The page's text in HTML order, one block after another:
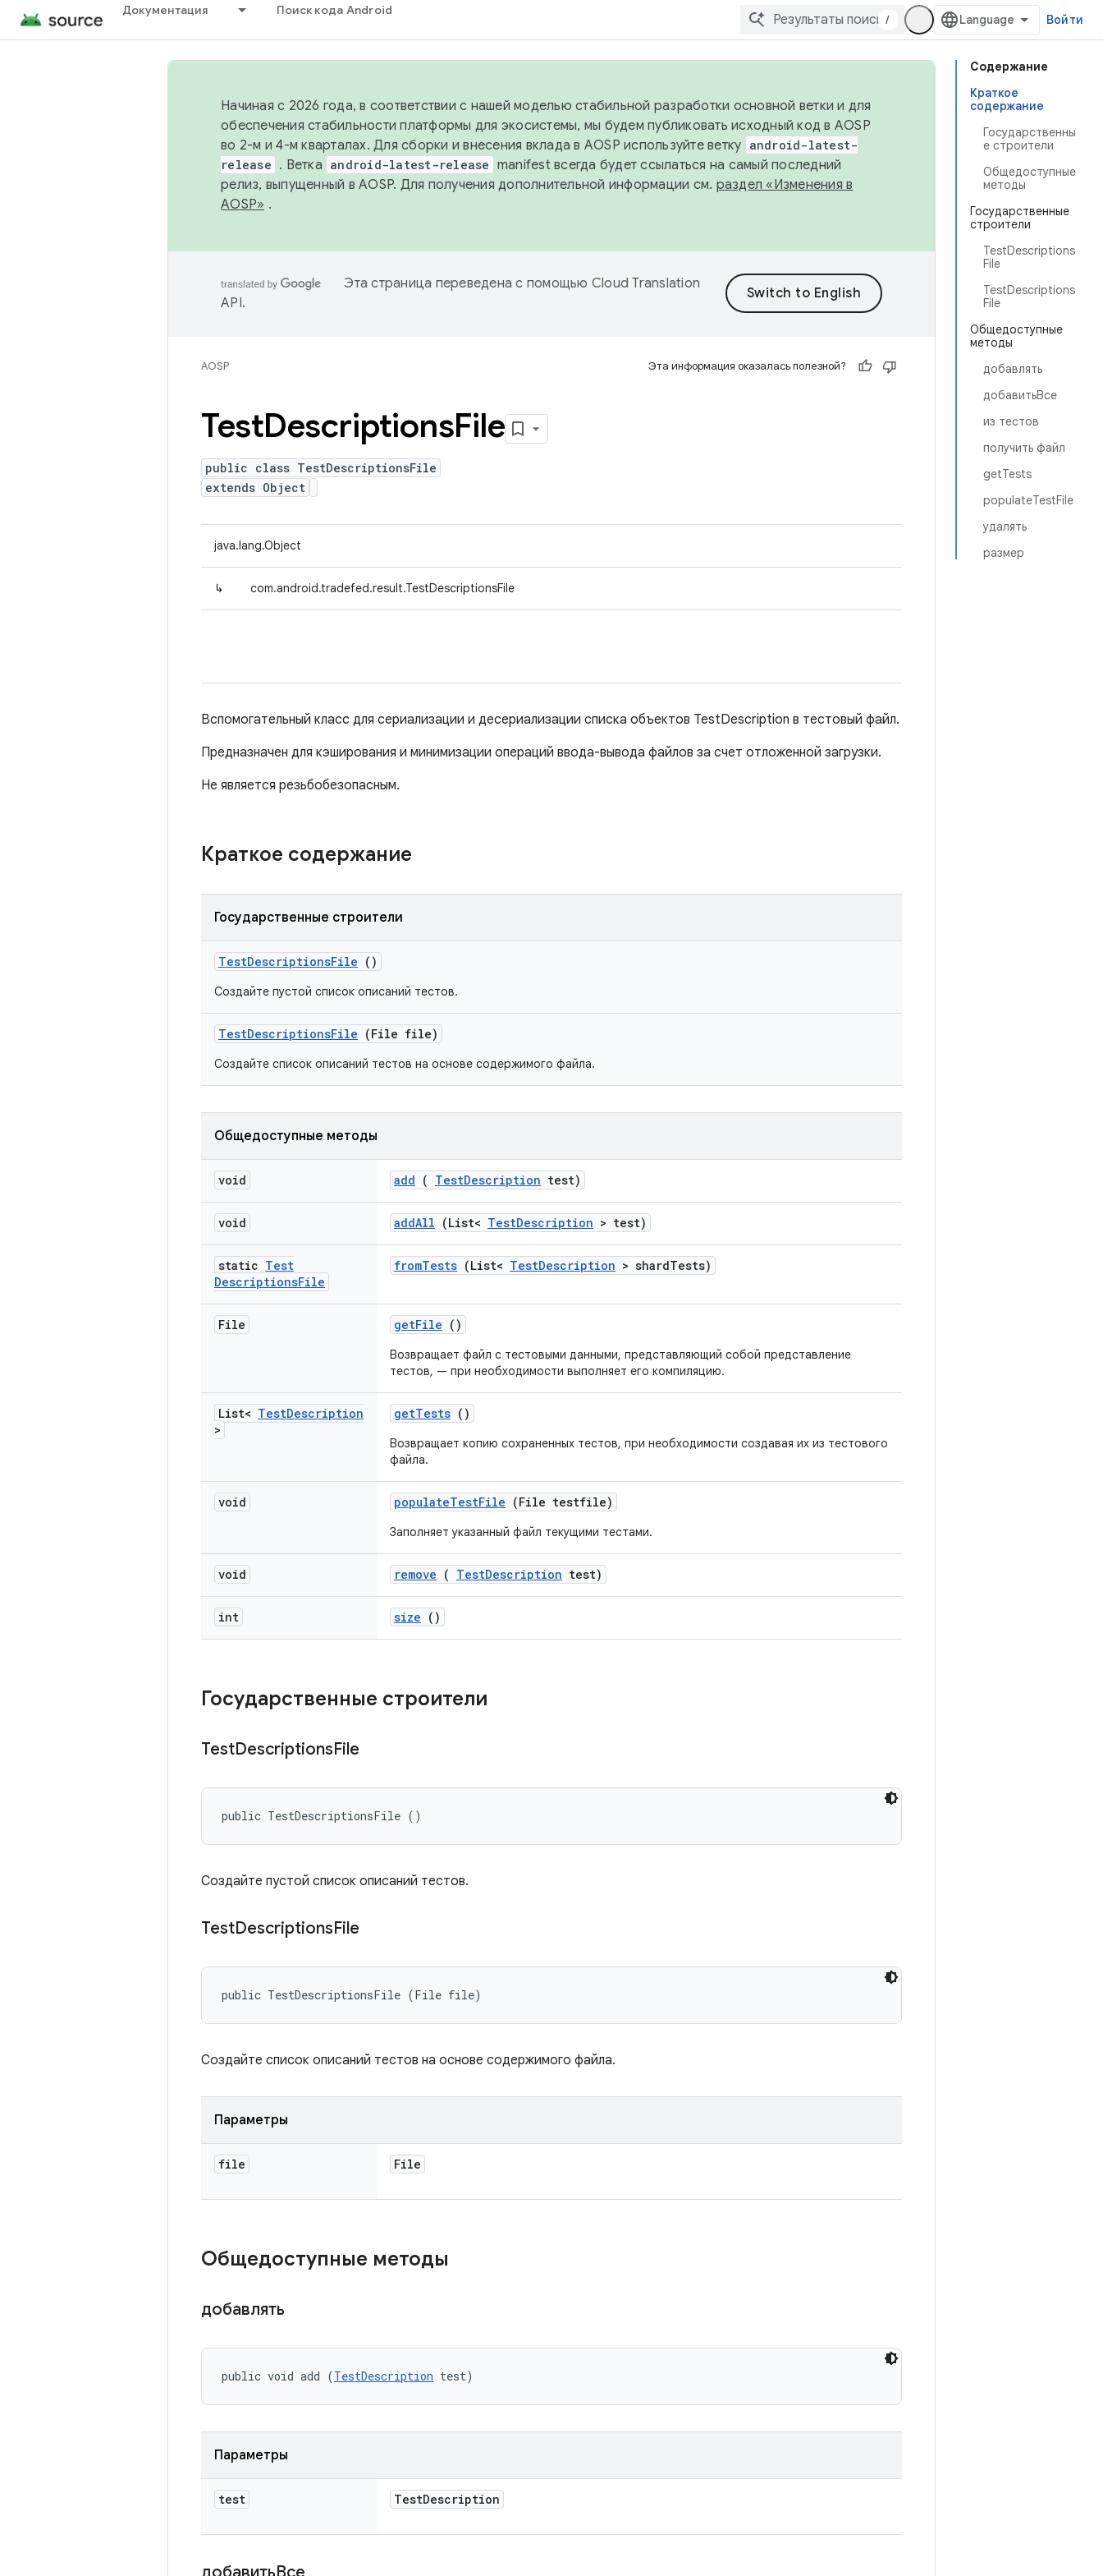
Документация Поиск кода Android
/ Войти
Содержание
Краткое
содержание
Государственны
е строители
Общедоступные
методы
Государственные
строители
TestDescriptions
File
TestDescriptions
File
Общедоступные
методы
добавлять
добавитьВсе
из тестов
получить файл
getTests
populateTestFile
удалять
размер
Начиная с 2026 года, в соответствии с нашей моделью стабильной разработки основной ветки и для
обеспечения стабильности платформы для экосистемы, мы будем публиковать исходный код в AOSP
во 2-м и 4-м кварталах. Для сборки и внесения вклада в AOSP используйте ветку android-latest-
release . Ветка android-latest-release manifest всегда будет ссылаться на самый последний
релиз, выпущенный в AOSP. Для получения дополнительной информации см. раздел «Изменения в
AOSP» .
Эта страница переведена с помощью Cloud Translation
API.
AOSP Эта информация оказалась полезной?
TestDescriptionsFile
public class TestDescriptionsFile
extends Object
java.lang.Object
↳ com.android.tradefed.result.TestDescriptionsFile
Вспомогательный класс для сериализации и десериализации списка объектов TestDescription в тестовый файл.
Предназначен для кэширования и минимизации операций ввода-вывода файлов за счет отложенной загрузки.
Не является резьбобезопасным.
Краткое содержание
Государственные строители
TestDescriptionsFile ()
Создайте пустой список описаний тестов.
TestDescriptionsFile (File file)
Создайте список описаний тестов на основе содержимого файла.
Общедоступные методы
void add ( TestDescription test)
void addAll (List< TestDescription > test)
static Test
DescriptionsFile
fromTests (List< TestDescription > shardTests)
File getFile ()
Возвращает файл с тестовыми данными, представляющий собой представление
тестов, — при необходимости выполняет его компиляцию.
List< TestDescription
>
getTests ()
Возвращает копию сохраненных тестов, при необходимости создавая их из тестового
файла.
void populateTestFile (File testfile)
Заполняет указанный файл текущими тестами.
void remove ( TestDescription test)
int size ()
Государственные строители
TestDescriptionsFile
public TestDescriptionsFile ()
Создайте пустой список описаний тестов.
TestDescriptionsFile
public TestDescriptionsFile (File file)
Создайте список описаний тестов на основе содержимого файла.
Параметры
file File
Общедоступные методы
добавлять
public void add (TestDescription test)
Параметры
test TestDescription